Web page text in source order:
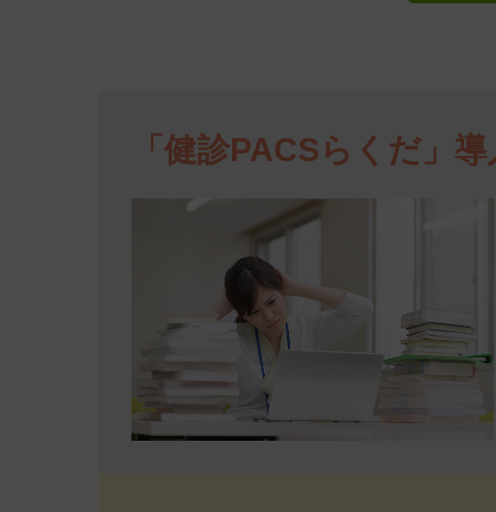
「健診PACSらくだ」